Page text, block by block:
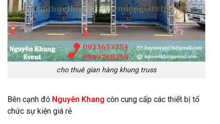
cho thuê gian hàng khung truss
Bên cạnh đó Nguyên Khang còn cung cấp các thiết bị tổ
chức sự kiện giá rẻ